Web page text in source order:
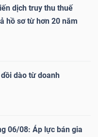
dịch truy thu thuế
hồ sơ từ hơn 20 năm
dào từ doanh
06/08: Áp lực bán gia